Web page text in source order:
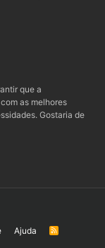
que a
as melhores
Gostaria de
Ajuda
R